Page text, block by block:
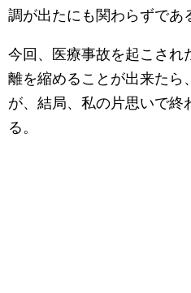
調が出たにも関わらずであ
今回、医療事故を起こされ
離を縮めることが出来たら
が、結局、私の片思いで終
る。